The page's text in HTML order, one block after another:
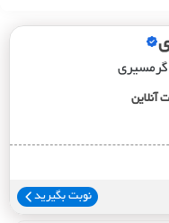
گرمسیری
آنلاین
نوبت بگیرید